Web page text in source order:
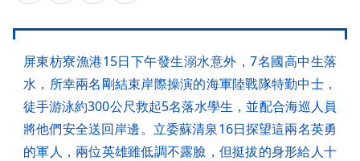
屏東枋寮漁港15日下午發生溺水意外，7名國高中生落
水，所幸兩名剛結束岸際操演的海軍陸戰隊特勤中士，
徒手游泳約300公尺救起5名落水學生，並配合海巡人員
將他們安全送回岸邊。立委蘇清泉16日探望這兩名英勇
的軍人，兩位英雄雖低調不露臉，但挺拔的身形給人十